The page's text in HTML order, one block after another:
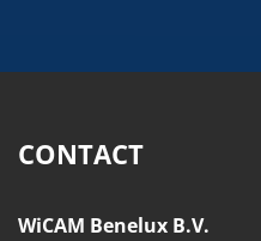
CONTACT
WiCAM Benelux B.V.